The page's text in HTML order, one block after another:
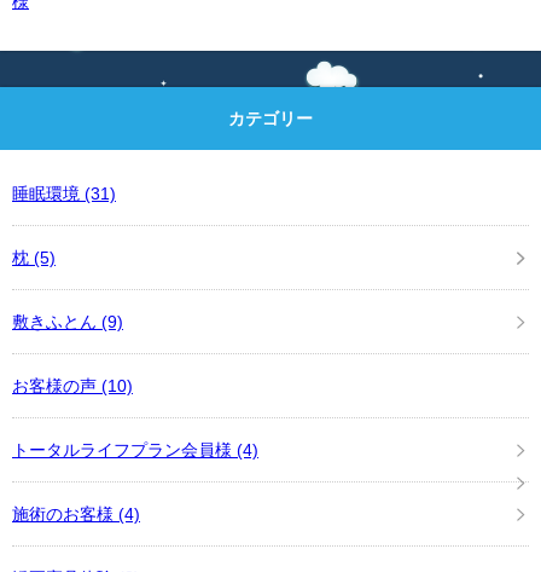
カテゴリー
睡眠環境 (31)
枕 (5)
敷きふとん (9)
お客様の声 (10)
トータルライフプラン会員様 (4)
施術のお客様 (4)